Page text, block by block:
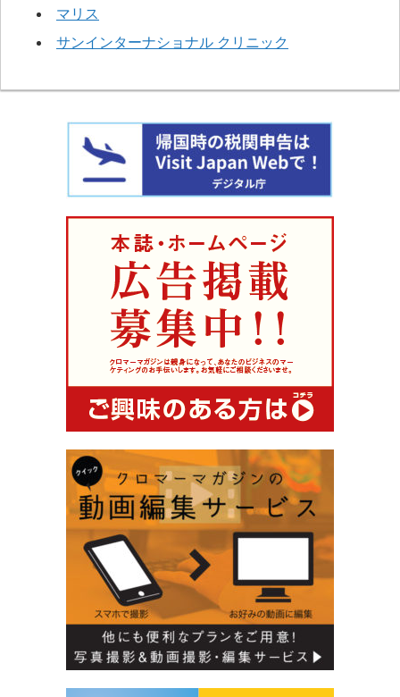
マリス
サンインターナショナル クリニック